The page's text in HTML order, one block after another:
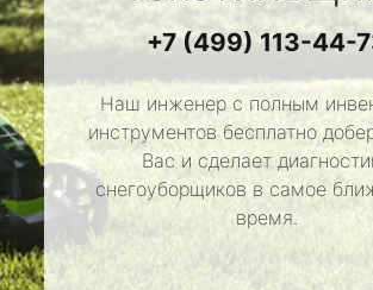
+7 (499) 113-44-
Наш инженер с полным
инструментов бесплатно
Вас и сделает
снегоуборщиков в самое
время.